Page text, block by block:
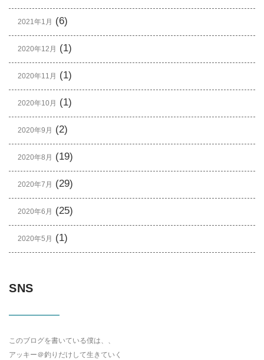
2021年1月 (6)
2020年12月 (1)
2020年11月 (1)
2020年10月 (1)
2020年9月 (2)
2020年8月 (19)
2020年7月 (29)
2020年6月 (25)
2020年5月 (1)
SNS
このブログを書いている僕は、、
アッキー＠釣りだけして生きていく